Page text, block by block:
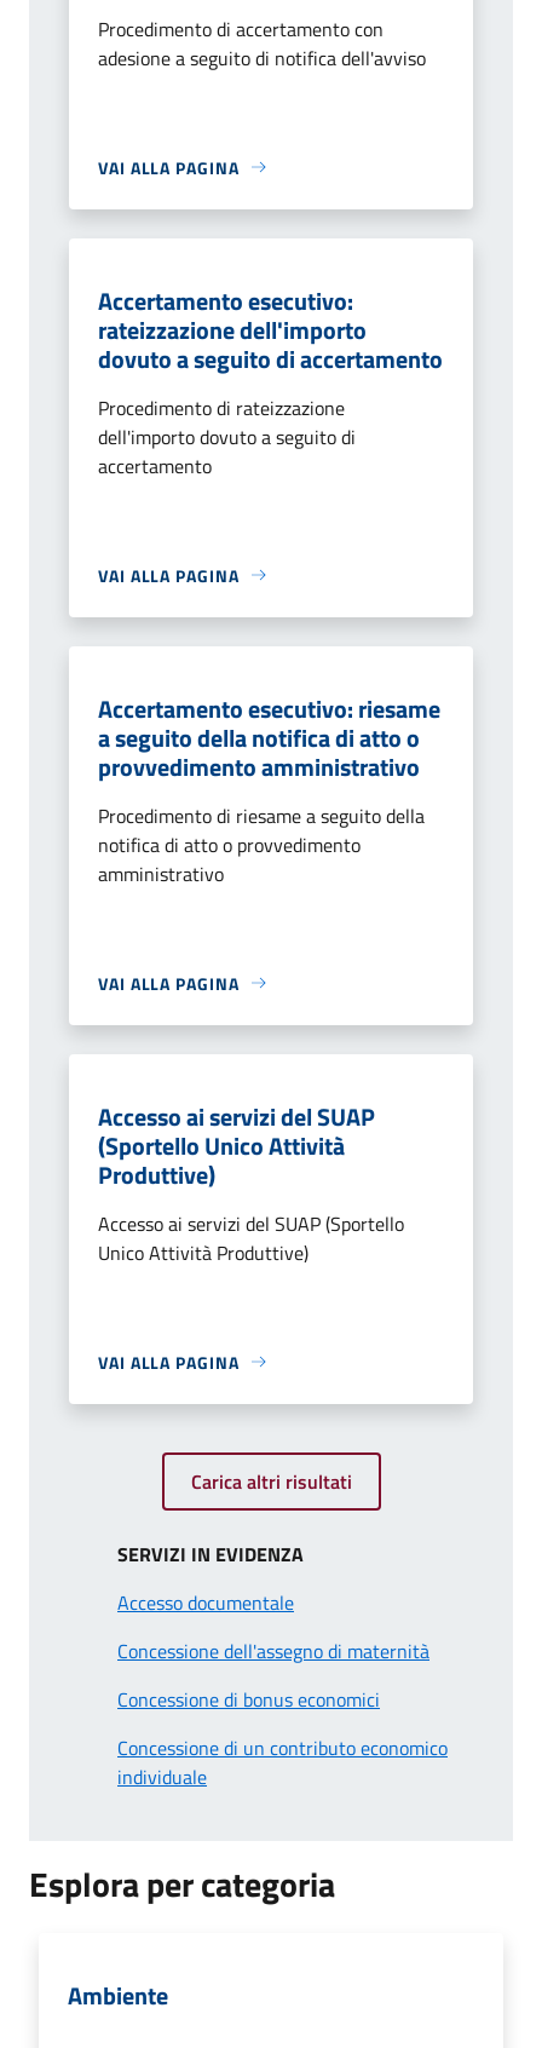
Procedimento di accertamento con
adesione a seguito di notifica dell'avviso
VAI ALLA PAGINA
Accertamento esecutivo:
rateizzazione dell'importo
dovuto a seguito di accertamento
Procedimento di rateizzazione
dell'importo dovuto a seguito di
accertamento
VAI ALLA PAGINA
Accertamento esecutivo: riesame
a seguito della notifica di atto o
provvedimento amministrativo
Procedimento di riesame a seguito della
notifica di atto o provvedimento
amministrativo
VAI ALLA PAGINA
Accesso ai servizi del SUAP
(Sportello Unico Attività
Produttive)
Accesso ai servizi del SUAP (Sportello
Unico Attività Produttive)
VAI ALLA PAGINA
Carica altri risultati
SERVIZI IN EVIDENZA
Accesso documentale
Concessione dell'assegno di maternità
Concessione di bonus economici
Concessione di un contributo economico
individuale
Esplora per categoria
Ambiente